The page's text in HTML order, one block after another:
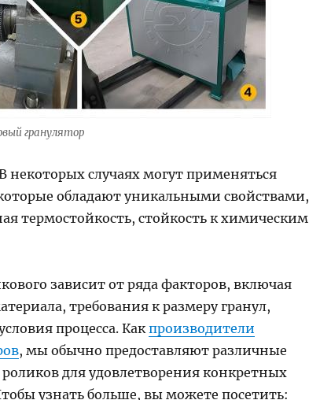
гранулятор
некоторых случаях могут применяться
обладают уникальными свойствами,
термостойкость, стойкость к химическим
зависит от ряда факторов, включая
требования к размеру гранул,
процесса. Какпроизводители
, мы обычно предоставляют различные
для удовлетворения конкретных
узнать больше, вы можете посетить: